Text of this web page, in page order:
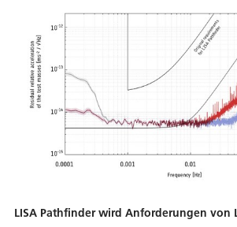
LISA Pathfinder wird Anforderungen von